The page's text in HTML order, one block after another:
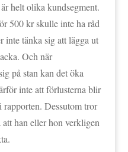
helt olika kundsegment.
500 kr skulle inte ha råd
inte tänka sig att lägga ut
Och när
på stan kan det öka
inte att förlusterna blir
rapporten. Dessutom tror
att han eller hon verkligen